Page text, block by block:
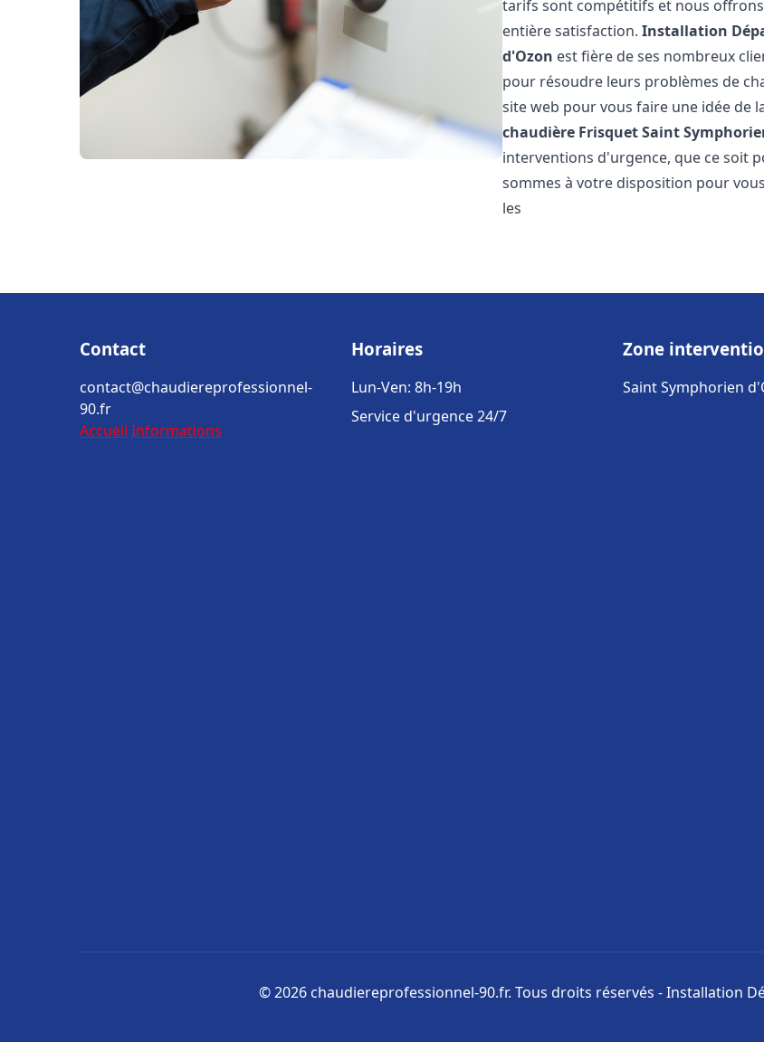
tarifs sont compétitifs et nous
entière satisfaction.Installation
d'Ozon est fière de ses nombreux
pour résoudre leurs problèmes de
site web pour vous faire une idée de
chaudière FrisquetSaint
interventions d'urgence, que ce soit
sommes à votre disposition pour
les
Contact
contact@chaudiereprofessionnel-
90.fr
Accueil Informations
Horaires
Lun-Ven: 8h-19h
Service d'urgence 24/7
Zone
Saint Symphorien
© 2026 chaudiereprofessionnel-90.fr. Tous droits réservés - Installation